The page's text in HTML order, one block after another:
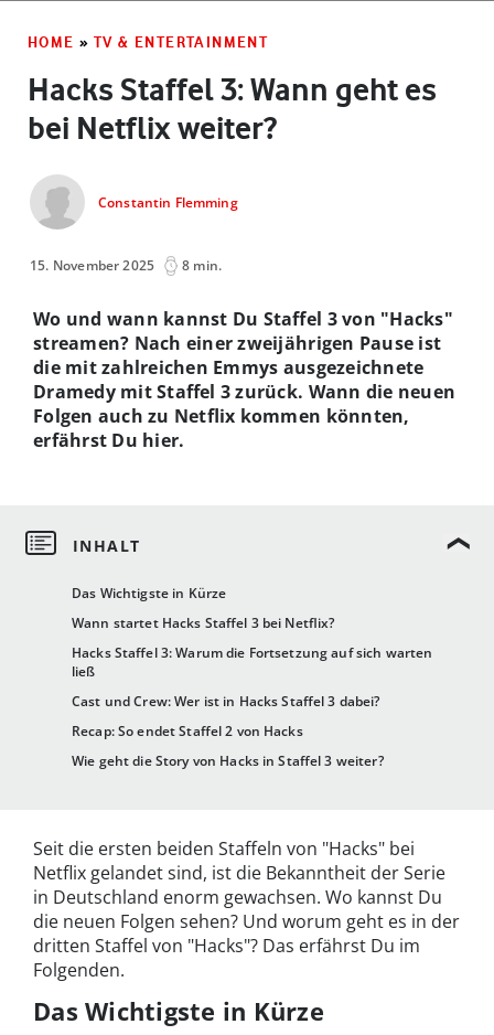
HOME » TV & ENTERTAINMENT
Hacks Staffel 3: Wann geht es
bei Netflix weiter?
Constantin Flemming
15. November 2025 8 min.
Das Wichtigste in Kürze
Wann startet Hacks Staffel 3 bei Netflix?
Hacks Staffel 3: Warum die Fortsetzung auf sich warten
ließ
Cast und Crew: Wer ist in Hacks Staffel 3 dabei?
Recap: So endet Staffel 2 von Hacks
Wie geht die Story von Hacks in Staffel 3 weiter?
Wo und wann kannst Du Staffel 3 von "Hacks"
streamen? Nach einer zweijährigen Pause ist
die mit zahlreichen Emmys ausgezeichnete
Dramedy mit Staffel 3 zurück. Wann die neuen
Folgen auch zu Netflix kommen könnten,
erfährst Du hier.
Seit die ersten beiden Staffeln von "Hacks" bei
Netflix gelandet sind, ist die Bekanntheit der Serie
in Deutschland enorm gewachsen. Wo kannst Du
die neuen Folgen sehen? Und worum geht es in der
dritten Staffel von "Hacks"? Das erfährst Du im
Folgenden.
Das Wichtigste in Kürze